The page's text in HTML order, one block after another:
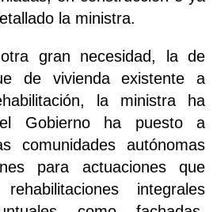
la ministra.
gran necesidad, la de
de vivienda existente a
la ministra ha
Gobierno ha puesto a
comunidades autónomas
para actuaciones que
integrales